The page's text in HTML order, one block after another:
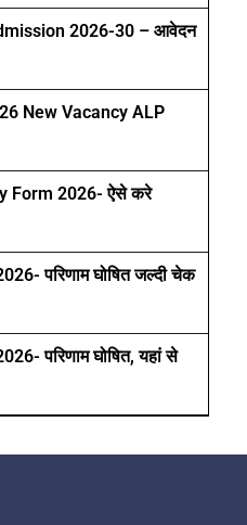
2026-30 – आवेदन
New Vacancy ALP
Form 2026- ऐसे करे
परिणाम घोषित जल्दी चेक
परिणाम घोषित, यहां से